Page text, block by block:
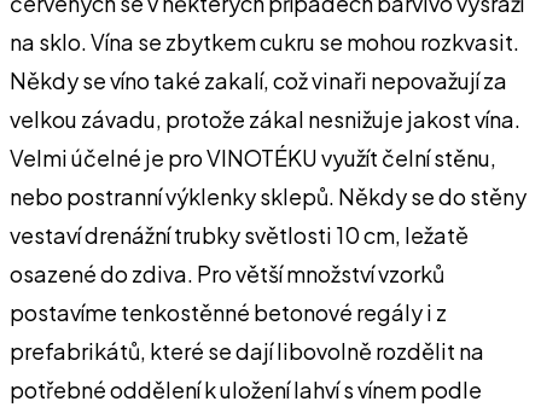
na sklo. Vína se zbytkem cukru se mohou rozkvasit.
Někdy se víno také zakalí, což vinaři nepovažují za
velkou závadu, protože zákal nesnižuje jakost vína.
Velmi účelné je pro VINOTÉKU využít čelní stěnu,
nebo postranní výklenky sklepů. Někdy se do stěny
vestaví drenážní trubky světlosti 10 cm, ležatě
osazené do zdiva. Pro větší množství vzorků
postavíme tenkostěnné betonové regály i z
prefabrikátů, které se dají libovolně rozdělit na
potřebné oddělení k uložení lahví s vínem podle